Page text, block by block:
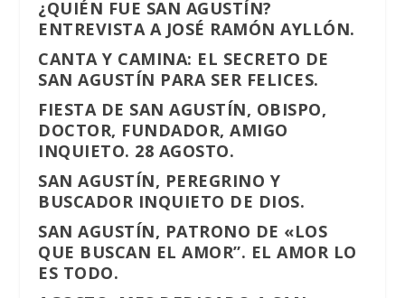
¿QUIÉN FUE SAN AGUSTÍN?
ENTREVISTA A JOSÉ RAMÓN AYLLÓN.
CANTA Y CAMINA: EL SECRETO DE
SAN AGUSTÍN PARA SER FELICES.
FIESTA DE SAN AGUSTÍN, OBISPO,
DOCTOR, FUNDADOR, AMIGO
INQUIETO. 28 AGOSTO.
SAN AGUSTÍN, PEREGRINO Y
BUSCADOR INQUIETO DE DIOS.
SAN AGUSTÍN, PATRONO DE «LOS
QUE BUSCAN EL AMOR”. EL AMOR LO
ES TODO.